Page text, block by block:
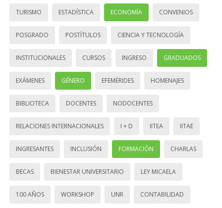
TURISMO ESTADÍSTICA ECONOMÍA CONVENIOS
POSGRADO POSTÍTULOS CIENCIA Y TECNOLOGÍA
INSTITUCIONALES CURSOS INGRESO GRADUADOS
EXÁMENES GÉNERO EFEMÉRIDES HOMENAJES
BIBLIOTECA DOCENTES NODOCENTES
RELACIONES INTERNACIONALES I + D IITEA IITAE
INGRESANTES INCLUSIÓN FORMACIÓN CHARLAS
BECAS BIENESTAR UNIVERSITARIO LEY MICAELA
100 AÑOS WORKSHOP UNR CONTABILIDAD